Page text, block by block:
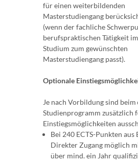
für einen weiterbildenden
Masterstudiengang
(wenn der fachliche
berufspraktischen Tätigkeit
Studium zum gewünschten
Masterstudiengang passt).
Optionale
Je nach Vorbildung sind beim
Studienprogramm zusätzlich
Einstiegsmöglichkeiten
Bei 240 ECTS-Punkten
Direkter Zugang möglich
über mind. ein Jahr